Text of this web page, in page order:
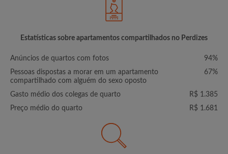
Estatísticas sobre apartamentos compartilhados no Perdizes
Anúncios de quartos com fotos
94%
Pessoas dispostas a morar em um apartamento
compartilhado com alguém do sexo oposto
67%
Gasto médio dos colegas de quarto
R$ 1.385
Preço médio do quarto
R$ 1.681